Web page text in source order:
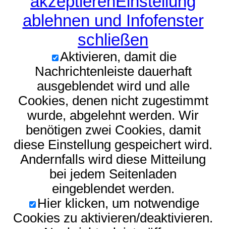
ablehnen und Infofenster
schließen
Aktivieren, damit die
Nachrichtenleiste dauerhaft
ausgeblendet wird und alle
Cookies, denen nicht zugestimmt
wurde, abgelehnt werden. Wir
benötigen zwei Cookies, damit
diese Einstellung gespeichert wird.
Andernfalls wird diese Mitteilung
bei jedem Seitenladen
eingeblendet werden.
Hier klicken, um notwendige
Cookies zu aktivieren/deaktivieren.